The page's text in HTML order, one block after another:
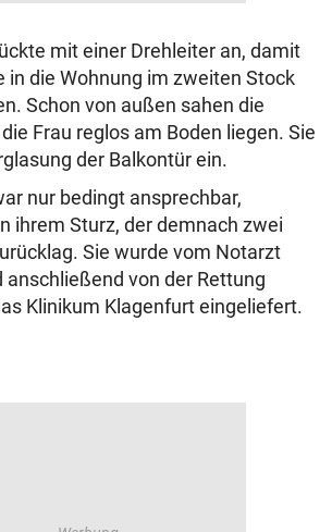
mit einer Drehleiter an, damit
in die Wohnung im zweiten Stock
Schon von außen sahen die
Frau reglos am Boden liegen. Sie
der Balkontür ein.
nur bedingt ansprechbar,
ihrem Sturz, der demnach zwei
Sie wurde vom Notarzt
von der Rettung
Klinikum Klagenfurt eingeliefert.